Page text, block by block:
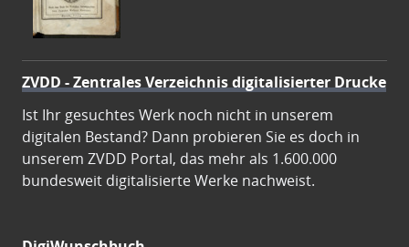
ZVDD - Zentrales Verzeichnis digitalisierter Drucke
Ist Ihr gesuchtes Werk noch nicht in unserem
digitalen Bestand? Dann probieren Sie es doch in
unserem ZVDD Portal, das mehr als 1.600.000
bundesweit digitalisierte Werke nachweist.